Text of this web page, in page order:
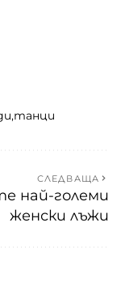
танци
СЛЕДВАЩА
най-големи
женски лъжи